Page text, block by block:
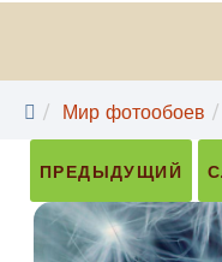
Мир фотообоев
ПРЕДЫДУЩИЙ